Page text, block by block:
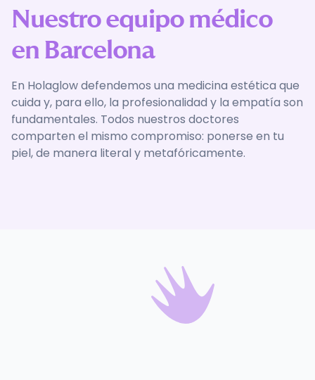
Nuestro equipo médico
en Barcelona
En Holaglow defendemos una medicina estética que
cuida y, para ello, la profesionalidad y la empatía son
fundamentales. Todos nuestros doctores
comparten el mismo compromiso: ponerse en tu
piel, de manera literal y metafóricamente.